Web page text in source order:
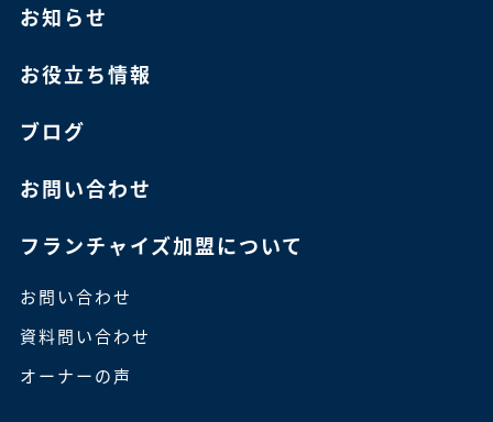
お知らせ
お役立ち情報
ブログ
お問い合わせ
フランチャイズ加盟について
お問い合わせ
資料問い合わせ
オーナーの声